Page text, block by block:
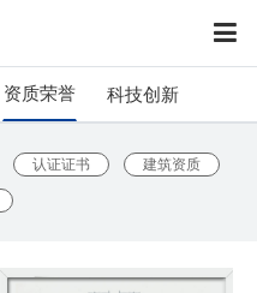
资质荣誉 科技创新
认证证书 建筑资质